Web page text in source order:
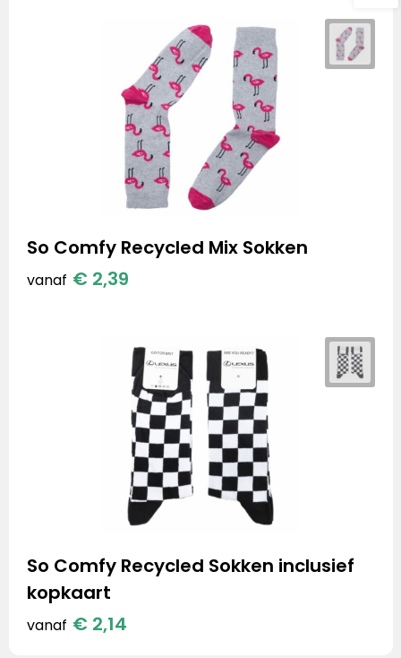
So Comfy Recycled Mix Sokken
vanaf € 2,39
So Comfy Recycled Sokken inclusief
kopkaart
vanaf € 2,14